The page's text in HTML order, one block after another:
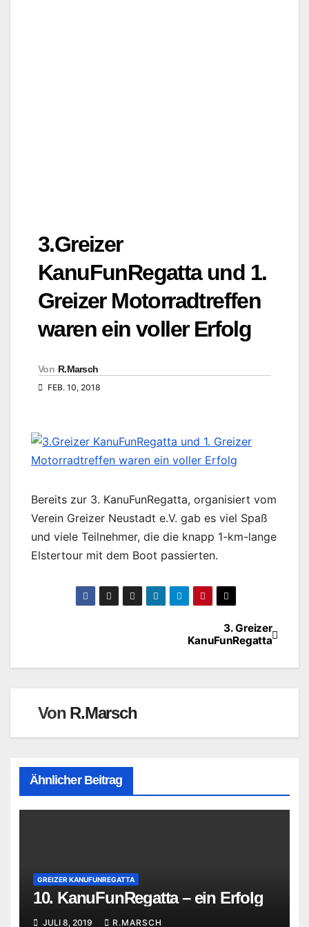
3.Greizer
KanuFunRegatta und 1.
Greizer Motorradtreffen
waren ein voller Erfolg
Von R.Marsch
FEB. 10, 2018
Bereits zur 3. KanuFunRegatta, organisiert vom
Verein Greizer Neustadt e.V. gab es viel Spaß
und viele Teilnehmer, die die knapp 1-km-lange
Elstertour mit dem Boot passierten.
Beitragsnavigation
3. Greizer
KanuFunRegatta
Von R.Marsch
Ähnlicher Beitrag
GREIZER KANUFUNREGATTA
10. KanuFunRegatta – ein Erfolg
JULI 8, 2019 R.MARSCH